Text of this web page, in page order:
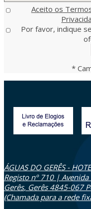
Aceito os
Por favor, indique
*
ÁGUAS DO GERÊS -
Registo nº 710 |
Gerês, Gerês 4845-067
(Chamada para a rede